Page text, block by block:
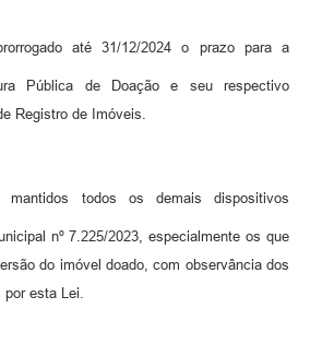
até 31/12/2024 o prazo para a
Pública de Doação e seu respectivo
Registro de Imóveis.
mantidos todos os demais dispositivos
nº 7.225/2023, especialmente os que
do imóvel doado, com observância dos
esta Lei.